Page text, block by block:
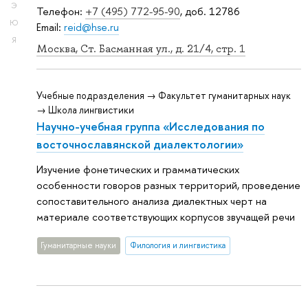
Э
Ю
Я
Телефон: +7 (495) 772-95-90, доб. 12786
Email: reid@hse.ru
Москва, Ст. Басманная ул., д. 21/4, стр. 1
Учебные подразделения → Факультет гуманитарных наук
→ Школа лингвистики
Научно-учебная группа «Исследования по
восточнославянской диалектологии»
Изучение фонетических и грамматических
особенности говоров разных территорий, проведение
сопоставительного анализа диалектных черт на
материале соответствующих корпусов звучащей речи
Гуманитарные науки Филология и лингвистика